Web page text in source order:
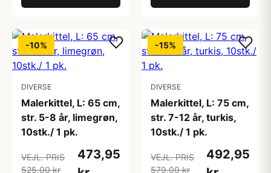
-10%
DIVERSE
Malerkittel, L: 65 cm,
str. 5-8 år, limegrøn,
10stk./ 1 pk.
VEJL. PRIS
525,00 kr
473,95
-15%
DIVERSE
Malerkittel, L: 75 cm,
str. 7-12 år, turkis,
10stk./ 1 pk.
VEJL. PRIS
579,00 kr
492,95